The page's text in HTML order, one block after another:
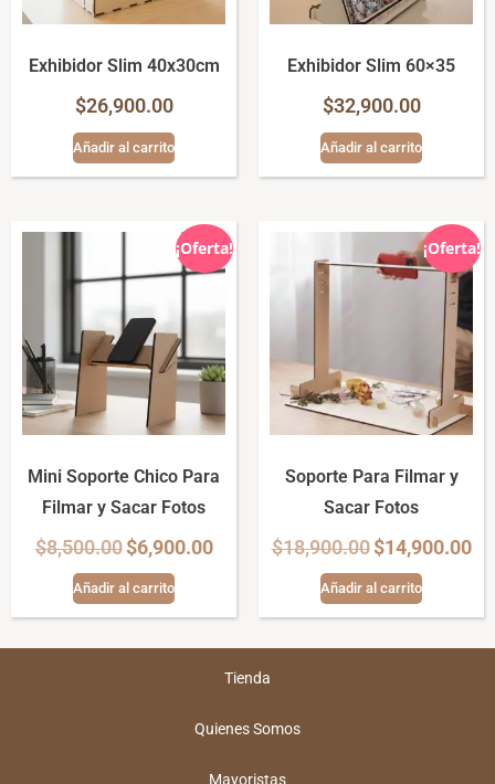
Exhibidor Slim 40x30cm
$26,900.00
Añadir al carrito
Exhibidor Slim 60×35
$32,900.00
Añadir al carrito
¡Oferta!
Mini Soporte Chico Para
Filmar y Sacar Fotos
$8,500.00 $6,900.00
Añadir al carrito
¡Oferta!
Soporte Para Filmar y
Sacar Fotos
$18,900.00 $14,900.00
Añadir al carrito
Tienda
Quienes Somos
Mayoristas